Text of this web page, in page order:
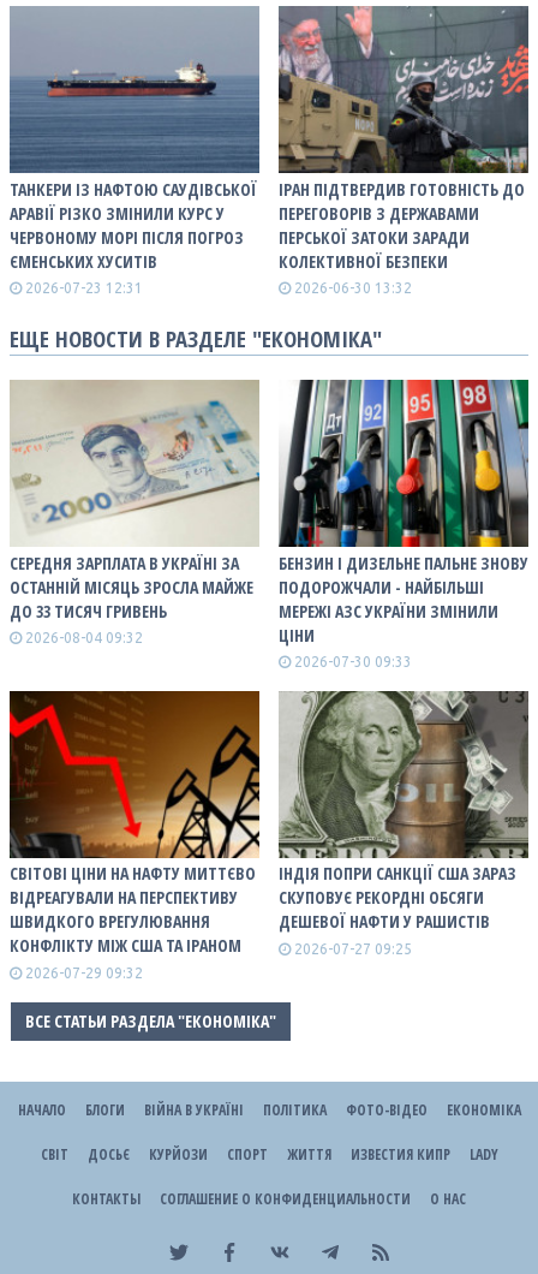
ТАНКЕРИ ІЗ НАФТОЮ САУДІВСЬКОЇ
АРАВІЇ РІЗКО ЗМІНИЛИ КУРС У
ЧЕРВОНОМУ МОРІ ПІСЛЯ ПОГРОЗ
ЄМЕНСЬКИХ ХУСИТІВ
2026-07-23 12:31
ІРАН ПІДТВЕРДИВ ГОТОВНІСТЬ ДО
ПЕРЕГОВОРІВ З ДЕРЖАВАМИ
ПЕРСЬКОЇ ЗАТОКИ ЗАРАДИ
КОЛЕКТИВНОЇ БЕЗПЕКИ
2026-06-30 13:32
ЕЩЕ НОВОСТИ В РАЗДЕЛЕ "ЕКОНОМІКА"
СЕРЕДНЯ ЗАРПЛАТА В УКРАЇНІ ЗА
ОСТАННІЙ МІСЯЦЬ ЗРОСЛА МАЙЖЕ
ДО 33 ТИСЯЧ ГРИВЕНЬ
2026-08-04 09:32
БЕНЗИН І ДИЗЕЛЬНЕ ПАЛЬНЕ ЗНОВУ
ПОДОРОЖЧАЛИ - НАЙБІЛЬШІ
МЕРЕЖІ АЗС УКРАЇНИ ЗМІНИЛИ
ЦІНИ
2026-07-30 09:33
СВІТОВІ ЦІНИ НА НАФТУ МИТТЄВО
ВІДРЕАГУВАЛИ НА ПЕРСПЕКТИВУ
ШВИДКОГО ВРЕГУЛЮВАННЯ
КОНФЛІКТУ МІЖ США ТА ІРАНОМ
2026-07-29 09:32
ІНДІЯ ПОПРИ САНКЦІЇ США ЗАРАЗ
СКУПОВУЄ РЕКОРДНІ ОБСЯГИ
ДЕШЕВОЇ НАФТИ У РАШИСТІВ
2026-07-27 09:25
ВСЕ СТАТЬИ РАЗДЕЛА "ЕКОНОМІКА"
НАЧАЛО БЛОГИ ВІЙНА В УКРАЇНІ ПОЛІТИКА ФОТО-ВІДЕО ЕКОНОМІКА
СВІТ ДОСЬЄ КУРЙОЗИ СПОРТ ЖИТТЯ ИЗВЕСТИЯ КИПР LADY
КОНТАКТЫ СОГЛАШЕНИЕ О КОНФИДЕНЦИАЛЬНОСТИ О НАС